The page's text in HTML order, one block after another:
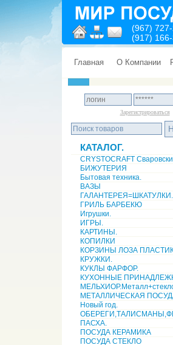
(967)
(917)
Главная О Компании
Зарегистрироваться
КАТАЛОГ.
CRYSTOCRAFT
БИЖУТЕРИЯ
Бытовая техника.
ВАЗЫ
ГАЛАНТЕРЕЯ=ШКАТУЛКИ.
ГРИЛЬ БАРБЕКЮ
Игрушки.
ИГРЫ.
КАРТИНЫ.
КОПИЛКИ
КОРЗИНЫ ЛОЗА
КРУЖКИ.
КУКЛЫ ФАРФОР.
КУХОННЫЕ
МЕТАЛЛИЧЕСКАЯ
Новый год.
ПАСХА.
ПОСУДА КЕРАМИКА
ПОСУДА СТЕКЛО